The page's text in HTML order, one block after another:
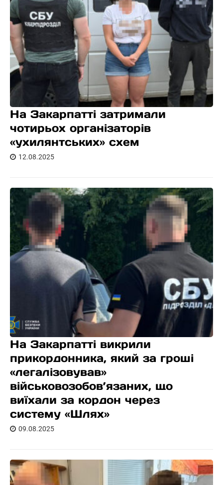
На Закарпатті затримали
чотирьох організаторів
«ухилянтських» схем
12.08.2025
На Закарпатті викрили
прикордонника, який за гроші
«легалізовував»
військовозобов’язаних, що
виїхали за кордон через
систему «Шлях»
09.08.2025